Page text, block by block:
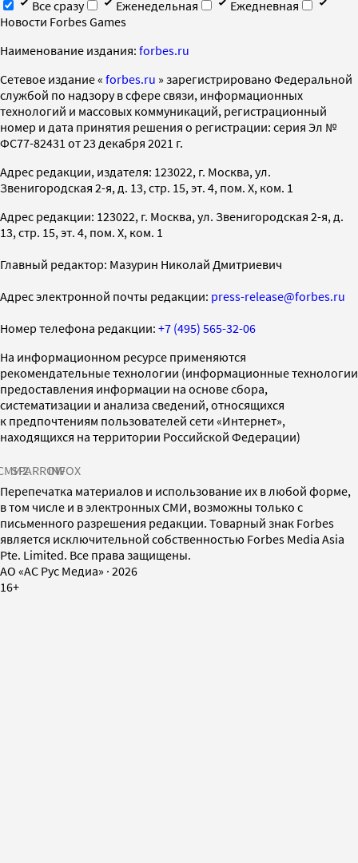
Все сразу Еженедельная
Ежедневная
Новости Forbes Games
Наименование издания: forbes.ru
Cетевое издание « forbes.ru » зарегистрировано Федеральной
службой по надзору в сфере связи, информационных
технологий и массовых коммуникаций, регистрационный
номер и дата принятия решения о регистрации: серия Эл №
ФС77-82431 от 23 декабря 2021 г.
Адрес редакции, издателя: 123022, г. Москва, ул.
Звенигородская 2-я, д. 13, стр. 15, эт. 4, пом. X, ком. 1
Адрес редакции: 123022, г. Москва, ул. Звенигородская 2-я, д.
13, стр. 15, эт. 4, пом. X, ком. 1
Главный редактор: Мазурин Николай Дмитриевич
Адрес электронной почты редакции: press-release@forbes.ru
Номер телефона редакции: +7 (495) 565-32-06
На информационном ресурсе применяются
рекомендательные технологии (информационные технологии
предоставления информации на основе сбора,
систематизации и анализа сведений, относящихся
к предпочтениям пользователей сети «Интернет»,
находящихся на территории Российской Федерации)
SPARROWINFOX
Перепечатка материалов и использование их в любой форме,
в том числе и в электронных СМИ, возможны только с
письменного разрешения редакции. Товарный знак Forbes
является исключительной собственностью Forbes Media Asia
Pte. Limited. Все права защищены.
AO «АС Рус Медиа» · 2026
16+